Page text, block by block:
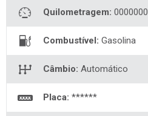
Quilometragem: 0000000
Combustível: Gasolina
Câmbio: Automático
Placa: ******